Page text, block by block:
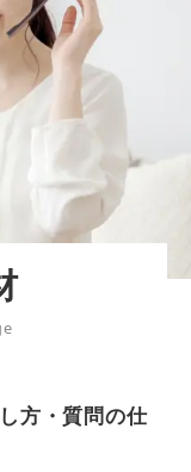
方・質問の仕